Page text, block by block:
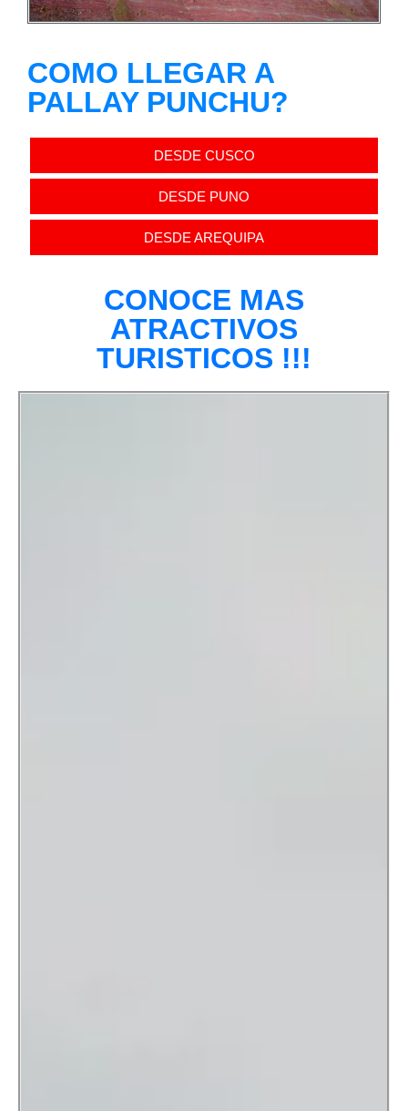
COMO LLEGAR A
PALLAY PUNCHU?
DESDE CUSCO
DESDE PUNO
DESDE AREQUIPA
CONOCE MAS
ATRACTIVOS
TURISTICOS !!!